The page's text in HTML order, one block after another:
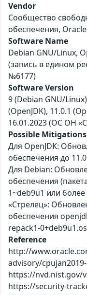
Vendor
Сообщество
обеспечения,
Software Name
Debian GNU/Linux,
(запись в едином
№6177)
Software Version
9 (Debian GNU/
(OpenJDK), 11.0.1
16.01.2023 (ОС ОН
Possible Mitigations
Для OpenJDK:
обеспечения до
Для Debian:
обеспечения
1~deb9u1 или
«Стрелец»:
обеспечения
repack1-
Reference
http://
advisory/
https://nvd.nist.gov/
https://security-